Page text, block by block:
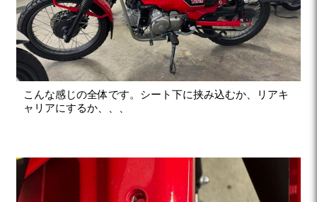
こんな感じの全体です。シート下に挟み込むか、リアキ
ャリアにするか、、、